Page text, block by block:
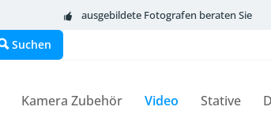
ausgebildete Fotografen beraten Sie
Suchen
Kamera Zubehör Video Stative